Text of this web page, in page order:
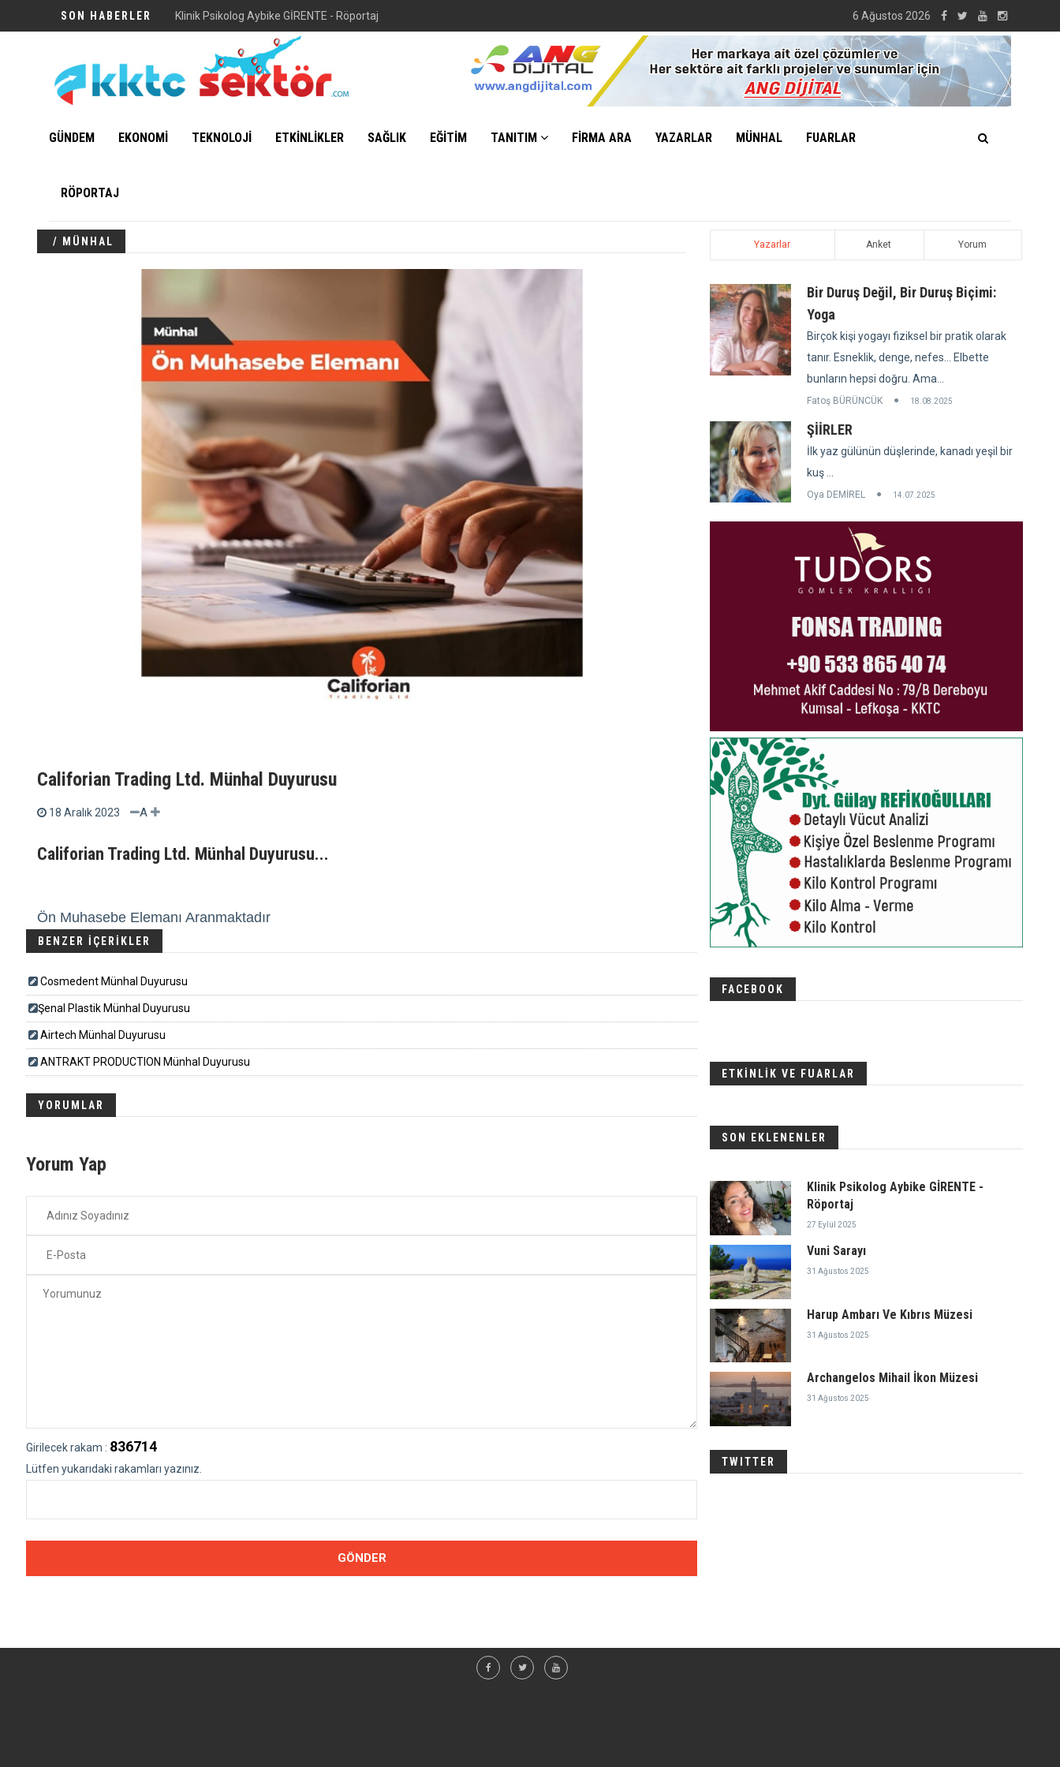
SON HABERLER Klinik Psikolog Aybike GİRENTE - Röportaj 6 Ağustos 2026
GÜNDEM EKONOMİ TEKNOLOJİ ETKİNLİKLER SAĞLIK EĞİTİM TANITIM FİRMA ARA YAZARLAR MÜNHAL FUARLAR
RÖPORTAJ
/ MÜNHAL
Califorian Trading Ltd. Münhal Duyurusu
18 Aralık 2023 A
Califorian Trading Ltd. Münhal Duyurusu...
Ön Muhasebe Elemanı Aranmaktadır
BENZER İÇERİKLER
Cosmedent Münhal Duyurusu
​​​Şenal Plastik Münhal Duyurusu
Airtech Münhal Duyurusu
ANTRAKT PRODUCTION Münhal Duyurusu
YORUMLAR
Yorum Yap
Girilecek rakam : 836714
Lütfen yukarıdaki rakamları yazınız.
Yazarlar Anket Yorum
Bir Duruş Değil, Bir Duruş Biçimi:
Yoga
Birçok kişi yogayı fiziksel bir pratik olarak
tanır. Esneklik, denge, nefes... Elbette
bunların hepsi doğru. Ama...
Fatoş BÜRÜNCÜK 18.08.2025
ŞİİRLER
İlk yaz gülünün düşlerinde, kanadı yeşil bir
kuş ...
Oya DEMİREL 14.07.2025
FACEBOOK
ETKİNLİK VE FUARLAR
SON EKLENENLER
Klinik Psikolog Aybike GİRENTE -
Röportaj
27 Eylül 2025
Vuni Sarayı
31 Ağustos 2025
Harup Ambarı Ve Kıbrıs Müzesi
31 Ağustos 2025
Archangelos Mihail İkon Müzesi
31 Ağustos 2025
TWITTER